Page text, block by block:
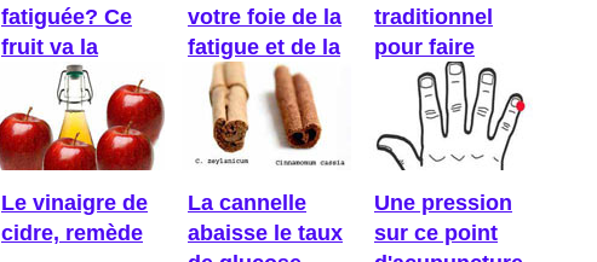
fatiguée? Ce
fruit va la
réveiller!
votre foie de la
fatigue et de la
traditionnel
pour faire
baisser la ...
Le vinaigre de
cidre, remède
La cannelle
abaisse le taux
Une pression
sur ce point